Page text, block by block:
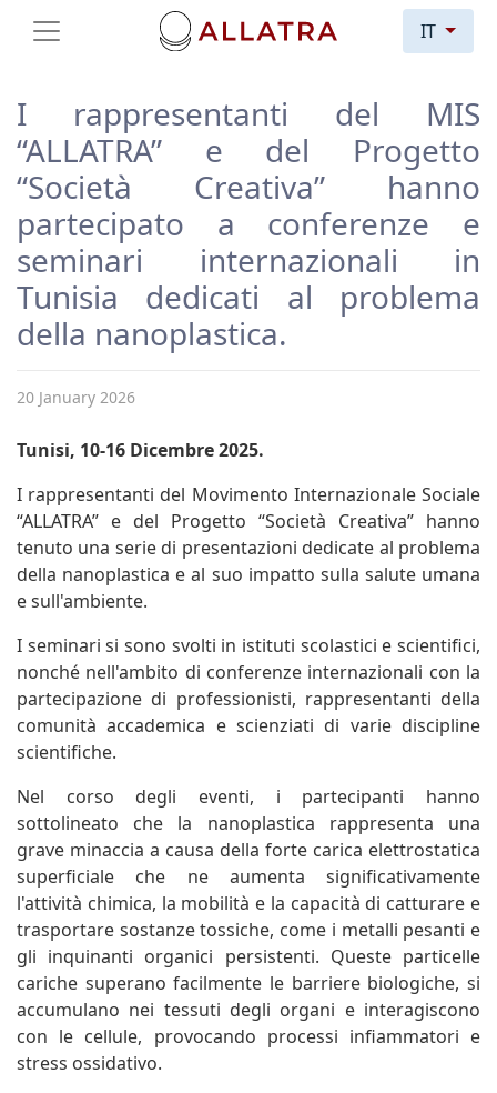
IT
I rappresentanti del MIS
“ALLATRA” e del Progetto
“Società Creativa” hanno
partecipato a conferenze e
seminari internazionali in
Tunisia dedicati al problema
della nanoplastica.
20 January 2026
Tunisi, 10-16 Dicembre 2025.
I rappresentanti del Movimento Internazionale Sociale
“ALLATRA” e del Progetto “Società Creativa” hanno
tenuto una serie di presentazioni dedicate al problema
della nanoplastica e al suo impatto sulla salute umana
e sull'ambiente.
I seminari si sono svolti in istituti scolastici e scientifici,
nonché nell'ambito di conferenze internazionali con la
partecipazione di professionisti, rappresentanti della
comunità accademica e scienziati di varie discipline
scientifiche.
Nel corso degli eventi, i partecipanti hanno
sottolineato che la nanoplastica rappresenta una
grave minaccia a causa della forte carica elettrostatica
superficiale che ne aumenta significativamente
l'attività chimica, la mobilità e la capacità di catturare e
trasportare sostanze tossiche, come i metalli pesanti e
gli inquinanti organici persistenti. Queste particelle
cariche superano facilmente le barriere biologiche, si
accumulano nei tessuti degli organi e interagiscono
con le cellule, provocando processi infiammatori e
stress ossidativo.